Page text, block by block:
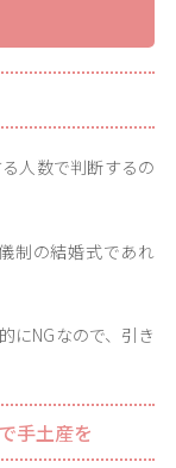
人数で判断するの
制の結婚式であれ
にNGなので、引き
手土産を